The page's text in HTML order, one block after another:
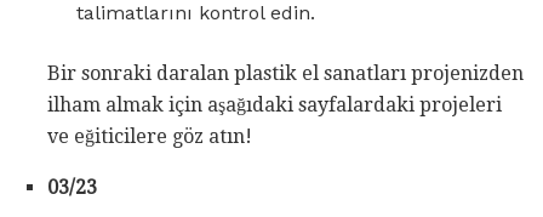
talimatlarını kontrol edin.
Bir sonraki daralan plastik el sanatları projenizden
ilham almak için aşağıdaki sayfalardaki projeleri
ve eğiticilere göz atın!
03/23